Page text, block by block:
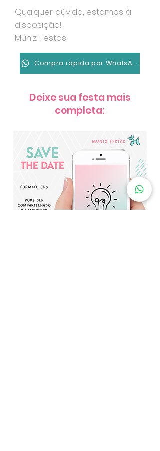
Qualquer dúvida, estamos à
disposição!
Muniz Festas
Compra rápida por WhatsApp
Deixe sua festa mais
completa: